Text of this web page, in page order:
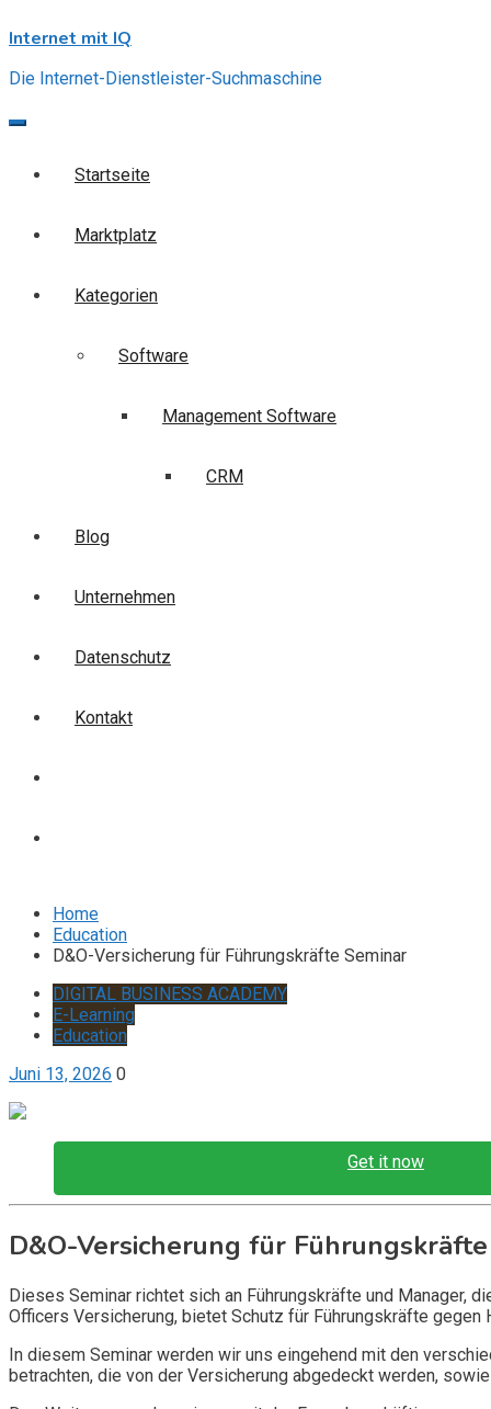
to
Internet mit IQ
Die Internet-Dienstleister-Suchmaschine
Startseite
Marktplatz
Kategorien
Software
Management Software
CRM
Blog
Unternehmen
Datenschutz
Kontakt
Home
Education
D&O-Versicherung für Führungskräfte Seminar
DIGITAL BUSINESS ACADEMY
E-Learning
Education
Juni 13, 2026 0
Get it now
D&O-Versicherung für
Dieses Seminar richtet sich an Führungskräfte und Manager,
Officers Versicherung, bietet Schutz für Führungskräfte
In diesem Seminar werden wir uns eingehend mit den
betrachten, die von der Versicherung abgedeckt werden,